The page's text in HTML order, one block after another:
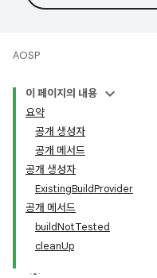
AOSP
이 페이지의 내용
요약
공개 생성자
공개 메서드
공개 생성자
ExistingBuildProvider
공개 메서드
buildNotTested
cleanUp